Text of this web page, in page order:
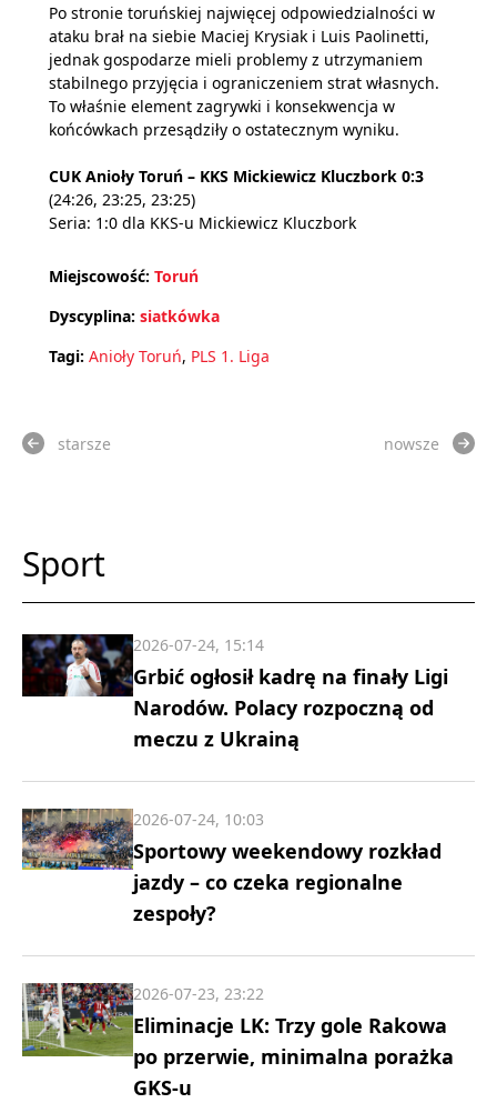
Po stronie toruńskiej najwięcej odpowiedzialności w
ataku brał na siebie Maciej Krysiak i Luis Paolinetti,
jednak gospodarze mieli problemy z utrzymaniem
stabilnego przyjęcia i ograniczeniem strat własnych.
To właśnie element zagrywki i konsekwencja w
końcówkach przesądziły o ostatecznym wyniku.
CUK Anioły Toruń – KKS Mickiewicz Kluczbork 0:3
(24:26, 23:25, 23:25)
Seria: 1:0 dla KKS-u Mickiewicz Kluczbork
Miejscowość: Toruń
Dyscyplina: siatkówka
Tagi: Anioły Toruń, PLS 1. Liga
starsze nowsze
Sport
Grbić ogłosił kadrę na finały Ligi
Narodów. Polacy rozpoczną od
meczu z Ukrainą
2026-07-24, 15:14
Sportowy weekendowy rozkład
jazdy – co czeka regionalne
zespoły?
2026-07-24, 10:03
Eliminacje LK: Trzy gole Rakowa
po przerwie, minimalna porażka
GKS-u
2026-07-23, 23:22